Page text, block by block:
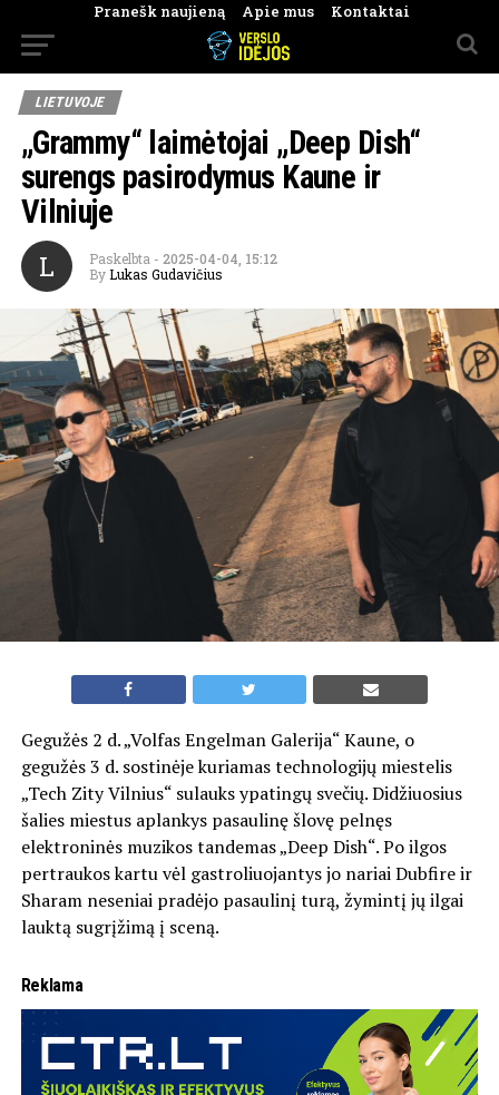
Pranešk naujieną Apie mus Kontaktai
LIETUVOJE
„Grammy“ laimėtojai „Deep Dish“
surengs pasirodymus Kaune ir
Vilniuje
L Paskelbta - 2025-04-04, 15:12
By Lukas Gudavičius
Gegužės 2 d. „Volfas Engelman Galerija“ Kaune, o
gegužės 3 d. sostinėje kuriamas technologijų miestelis
„Tech Zity Vilnius“ sulauks ypatingų svečių. Didžiuosius
šalies miestus aplankys pasaulinę šlovę pelnęs
elektroninės muzikos tandemas „Deep Dish“. Po ilgos
pertraukos kartu vėl gastroliuojantys jo nariai Dubfire ir
Sharam neseniai pradėjo pasaulinį turą, žymintį jų ilgai
lauktą sugrįžimą į sceną.
Reklama